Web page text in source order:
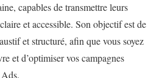
capables de transmettre leurs
et accessible. Son objectif est de
et structuré, afin que vous soyez
et d’optimiser vos campagnes